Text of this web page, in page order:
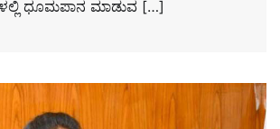
ಧೂಮಪಾನ ಮಾಡುವ […]